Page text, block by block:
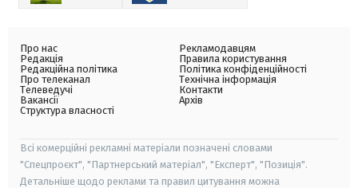
Про нас
Редакція
Редакційна політика
Про телеканал
Телеведучі
Вакансії
Структура власності
Рекламодавцям
Правила користування
Політика конфіденційності
Технічна інформація
Контакти
Архів
Всі комерційні рекламні матеріали позначені словами
"Спецпроєкт", "Партнерський матеріал", "Експерт", "Позиція".
Детальніше щодо реклами та правил цитування можна